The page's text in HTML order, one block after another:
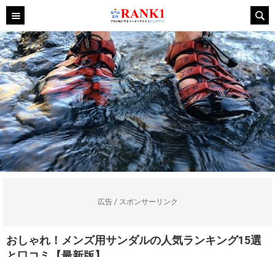
広告 / スポンサーリンク
おしゃれ！メンズ用サンダルの人気ランキング15選